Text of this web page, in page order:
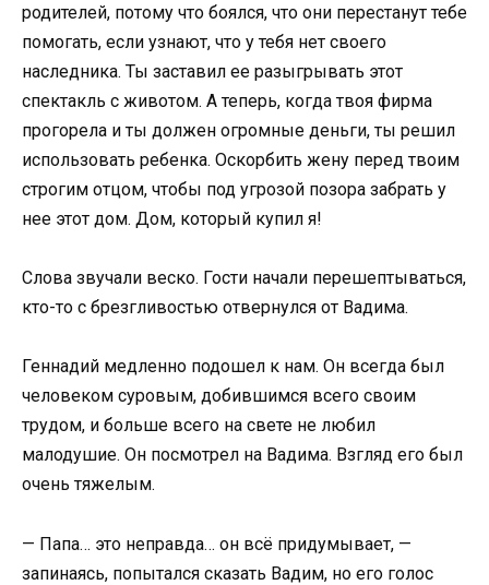
родителей, потому что боялся, что они перестанут тебе
помогать, если узнают, что у тебя нет своего
наследника. Ты заставил ее разыгрывать этот
спектакль с животом. А теперь, когда твоя фирма
прогорела и ты должен огромные деньги, ты решил
использовать ребенка. Оскорбить жену перед твоим
строгим отцом, чтобы под угрозой позора забрать у
нее этот дом. Дом, который купил я!
Слова звучали веско. Гости начали перешептываться,
кто-то с брезгливостью отвернулся от Вадима.
Геннадий медленно подошел к нам. Он всегда был
человеком суровым, добившимся всего своим
трудом, и больше всего на свете не любил
малодушие. Он посмотрел на Вадима. Взгляд его был
очень тяжелым.
— Папа… это неправда… он всё придумывает, —
запинаясь, попытался сказать Вадим, но его голос